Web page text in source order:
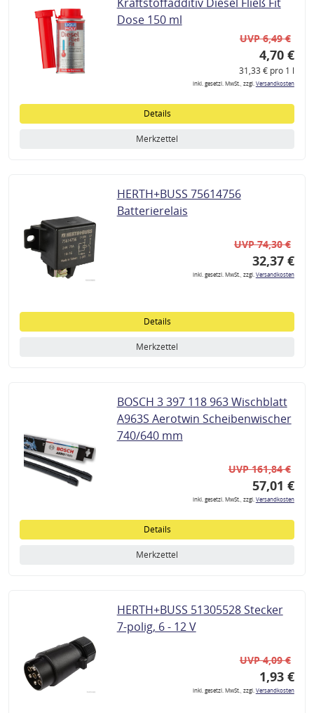
Dose 150 ml
UVP 6,49 €
4,70 €
31,33 € pro 1 l
inkl. gesetzl. MwSt., zzgl.Versandkosten
Details
Merkzettel
HERTH+BUSS 75614756
Batterierelais
UVP 74,30 €
32,37 €
inkl. gesetzl. MwSt., zzgl.Versandkosten
Details
Merkzettel
BOSCH 3 397 118 963 Wischblatt
A963S Aerotwin Scheibenwischer
740/640 mm
UVP 161,84 €
57,01 €
inkl. gesetzl. MwSt., zzgl.Versandkosten
Details
Merkzettel
HERTH+BUSS 51305528 Stecker
7-polig, 6 - 12 V
UVP 4,09 €
1,93 €
inkl. gesetzl. MwSt., zzgl.Versandkosten